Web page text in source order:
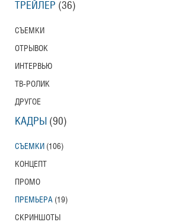
ТРЕЙЛЕР (36)
СЪЕМКИ
ОТРЫВОК
ИНТЕРВЬЮ
ТВ-РОЛИК
ДРУГОЕ
КАДРЫ (90)
СЪЕМКИ (106)
КОНЦЕПТ
ПРОМО
ПРЕМЬЕРА (19)
СКРИНШОТЫ